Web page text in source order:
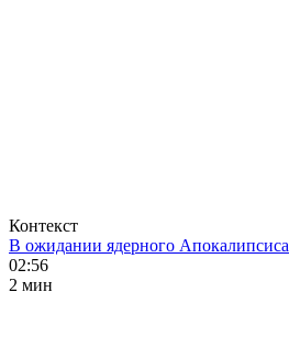
Контекст
В ожидании ядерного Апокалипсиса
02:56
2 мин